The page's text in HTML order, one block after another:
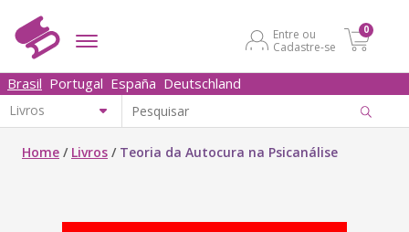
Entre ou
Cadastre-se
0
Brasil Portugal España Deutschland
Home / Livros / Teoria da Autocura na Psicanálise